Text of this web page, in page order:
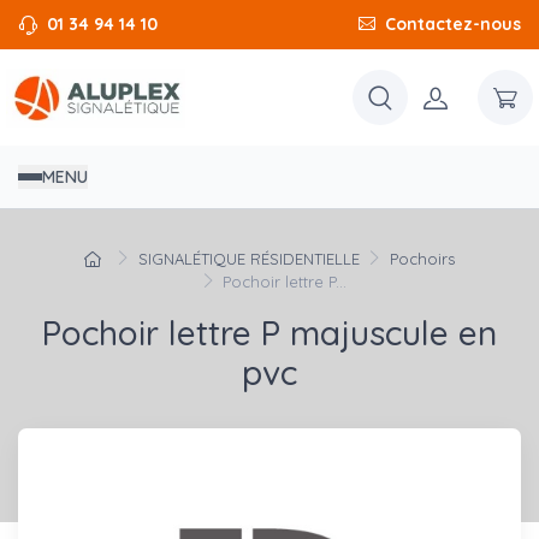
01 34 94 14 10 Contactez-nous
MENU
SIGNALÉTIQUE RÉSIDENTIELLE
Pochoirs
Pochoir lettre P...
Pochoir lettre P majuscule en
pvc